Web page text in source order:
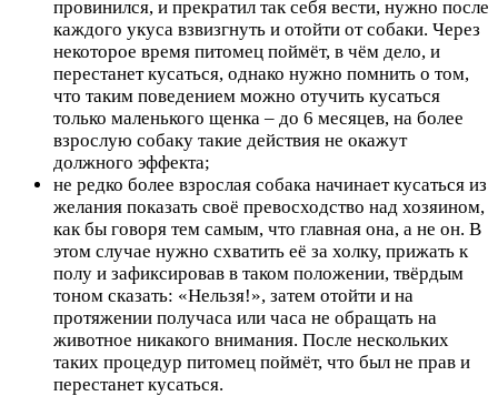
провинился, и прекратил так себя вести, нужно после
каждого укуса взвизгнуть и отойти от собаки. Через
некоторое время питомец поймёт, в чём дело, и
перестанет кусаться, однако нужно помнить о том,
что таким поведением можно отучить кусаться
только маленького щенка – до 6 месяцев, на более
взрослую собаку такие действия не окажут
должного эффекта;
не редко более взрослая собака начинает кусаться из
желания показать своё превосходство над хозяином,
как бы говоря тем самым, что главная она, а не он. В
этом случае нужно схватить её за холку, прижать к
полу и зафиксировав в таком положении, твёрдым
тоном сказать: «Нельзя!», затем отойти и на
протяжении получаса или часа не обращать на
животное никакого внимания. После нескольких
таких процедур питомец поймёт, что был не прав и
перестанет кусаться.